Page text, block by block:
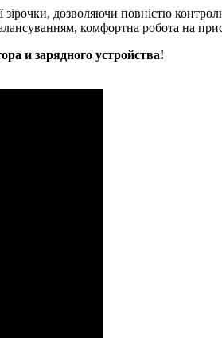
дозволяючи повністю
комфортна робота на
и зарядного устройства!